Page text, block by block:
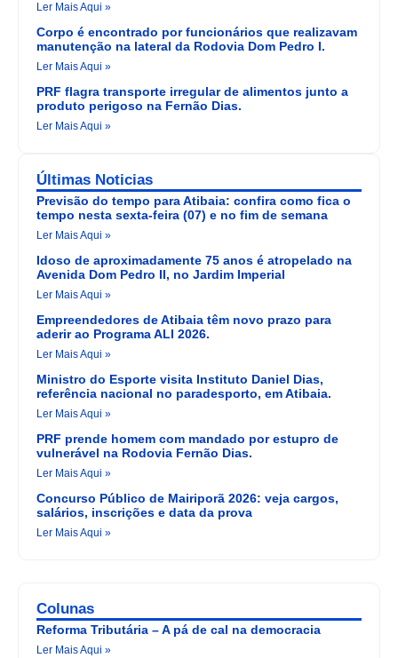
Ler Mais Aqui »
Corpo é encontrado por funcionários que realizavam
manutenção na lateral da Rodovia Dom Pedro I.
Ler Mais Aqui »
PRF flagra transporte irregular de alimentos junto a
produto perigoso na Fernão Dias.
Ler Mais Aqui »
Últimas Noticias
Previsão do tempo para Atibaia: confira como fica o
tempo nesta sexta-feira (07) e no fim de semana
Ler Mais Aqui »
Idoso de aproximadamente 75 anos é atropelado na
Avenida Dom Pedro II, no Jardim Imperial
Ler Mais Aqui »
Empreendedores de Atibaia têm novo prazo para
aderir ao Programa ALI 2026.
Ler Mais Aqui »
Ministro do Esporte visita Instituto Daniel Dias,
referência nacional no paradesporto, em Atibaia.
Ler Mais Aqui »
PRF prende homem com mandado por estupro de
vulnerável na Rodovia Fernão Dias.
Ler Mais Aqui »
Concurso Público de Mairiporã 2026: veja cargos,
salários, inscrições e data da prova
Ler Mais Aqui »
Colunas
Reforma Tributária – A pá de cal na democracia
Ler Mais Aqui »